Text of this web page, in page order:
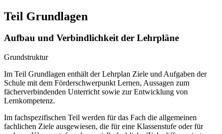
Teil Grundlagen
Aufbau und Verbindlichkeit der Lehrpläne
Grundstruktur
Im Teil Grundlagen enthält der Lehrplan Ziele und Aufgaben der
Schule mit dem Förderschwerpunkt Lernen, Aussagen zum
fächerverbindenden Unterricht sowie zur Entwicklung von
Lernkompetenz.
Im fachspezifischen Teil werden für das Fach die allgemeinen
fachlichen Ziele ausgewiesen, die für eine Klassenstufe oder für